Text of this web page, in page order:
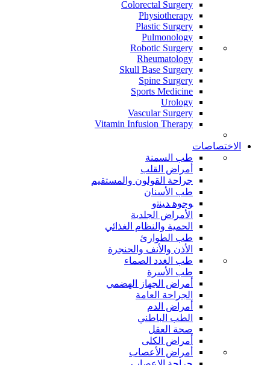
Colorectal Surgery
Physiotherapy
Plastic Surgery
Pulmonology
Robotic Surgery
Rheumatology
Skull Base Surgery
Spine Surgery
Sports Medicine
Urology
Vascular Surgery
Vitamin Infusion Therapy
الاختصاصات
طب السمنة
أمراض القلب
جراحة القولون والمستقيم
طب الأسنان
ﻮﺟﻮﻫ ﺪﻴﻨﺗﻭ
الأمراض الجلدية
الحمية والنظام الغذائي
طب الطوارئ
الأذن والأنف والحنجرة
طب الغدد الصماء
طب الأسرة
أمراض الجهاز الهضمي
الجراحة العامة
أمراض الدم
الطب الباطني
صحة العقل
أمراض الكلى
أمراض الأعصاب